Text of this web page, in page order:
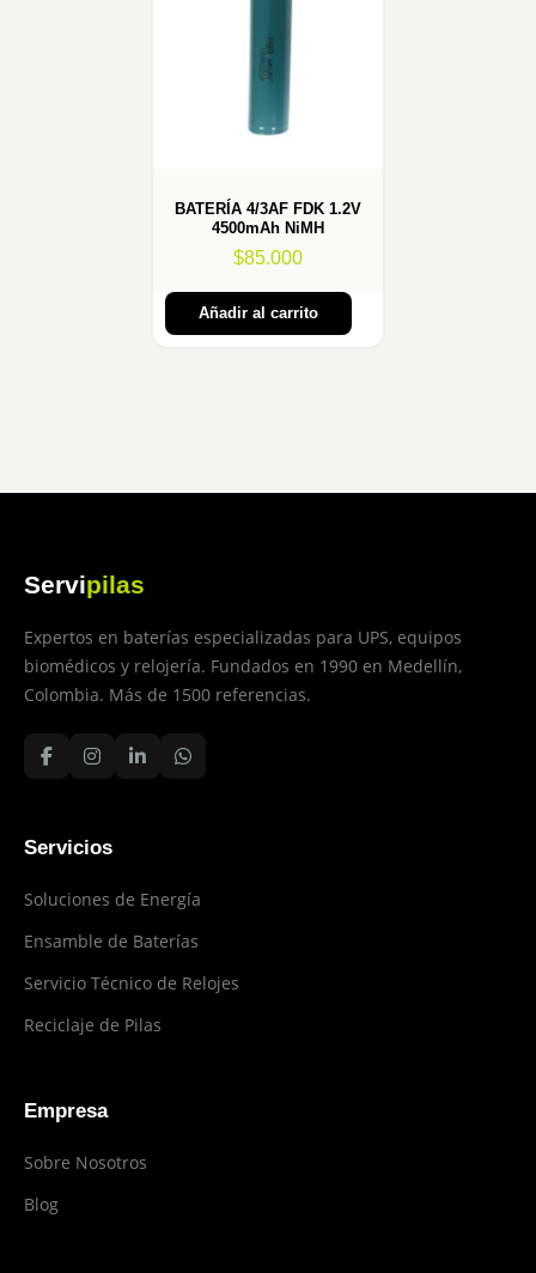
BATERÍA 4/3AF FDK 1.2V
4500mAh NiMH
$85.000
Añadir al carrito
Servipilas
Expertos en baterías especializadas para UPS, equipos
biomédicos y relojería. Fundados en 1990 en Medellín,
Colombia. Más de 1500 referencias.
Servicios
Soluciones de Energía
Ensamble de Baterías
Servicio Técnico de Relojes
Reciclaje de Pilas
Empresa
Sobre Nosotros
Blog